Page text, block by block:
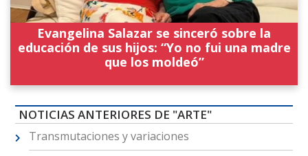
Evangelina Salazar se sinceró sobre la
educación de sus hijos: “Yo no fui una madre
que los moldeó”
NOTICIAS ANTERIORES DE "ARTE"
Transmutaciones y variaciones